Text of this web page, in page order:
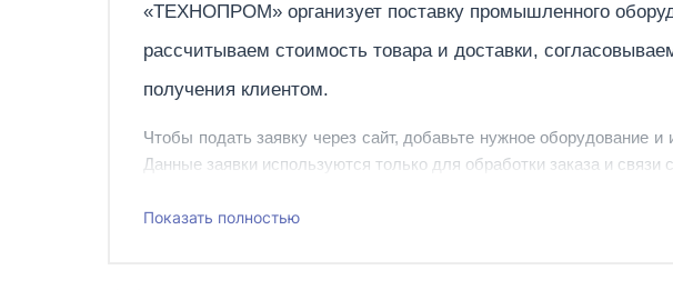
Ширина упаковки, мм
«ТЕХНОПРОМ» организует поставку промышленного
рассчитываем стоимость товара и доставки,
получения клиентом.
Чтобы подать заявку через сайт, добавьте нужное оборудование
Данные заявки используются только для обработки заказа и связи
Наш сотрудник свяжется с вами, чтобы подтвердить заявку,
Показать полностью